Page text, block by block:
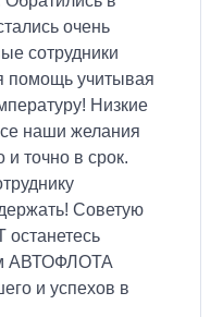
очень
сотрудники
помощь учитывая
Низкие
наши желания
точно в срок.
Советую
АВТОФЛОТА
и успехов в